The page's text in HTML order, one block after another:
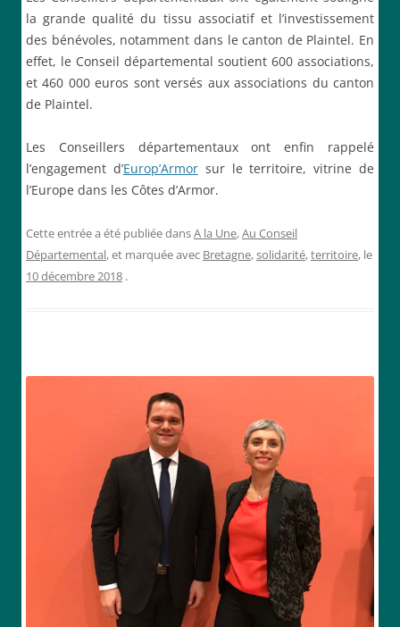
la grande qualité du tissu associatif et l’investissement
des bénévoles, notamment dans le canton de Plaintel. En
effet, le Conseil départemental soutient 600 associations,
et 460 000 euros sont versés aux associations du canton
de Plaintel.
Les Conseillers départementaux ont enfin rappelé
l’engagement d’Europ’Armorsur le territoire, vitrine de
l’Europe dans les Côtes d’Armor.
Cette entrée a été publiée dansA la Une,Au Conseil
Départemental, et marquée avec Bretagne,solidarité,territoire, le
10 décembre 2018 .